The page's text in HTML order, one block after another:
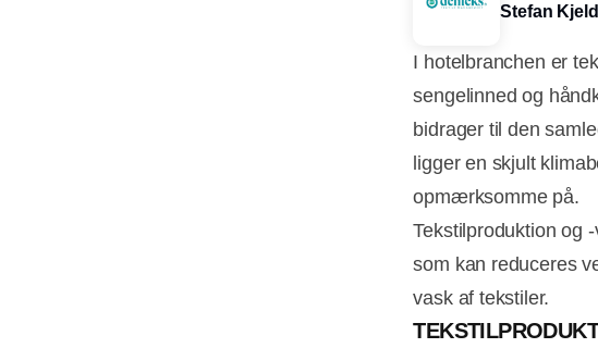
Stefan
I hotelbranchen er
sengelinned og
bidrager til den
ligger en skjult
opmærksomme på.
Tekstilproduktion og
som kan reduceres
vask af tekstiler.